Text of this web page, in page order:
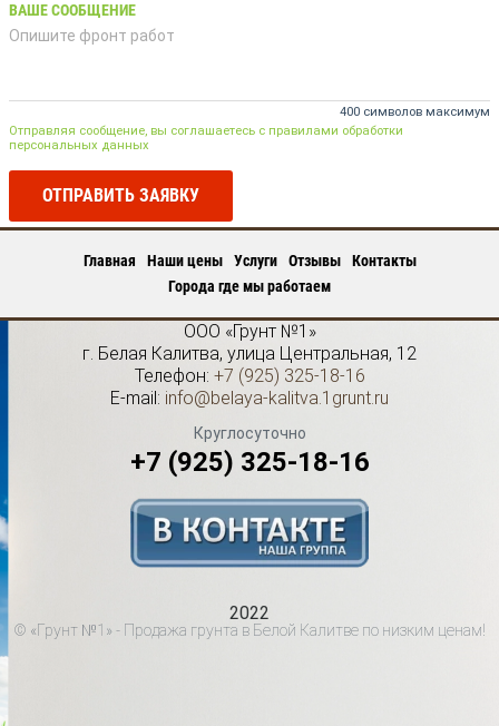
ВАШЕ СООБЩЕНИЕ
400 символов максимум
Отправляя сообщение, вы соглашаетесь с правилами обработки
персональных данных
ОТПРАВИТЬ ЗАЯВКУ
Главная Наши цены Услуги Отзывы
Контакты
Города где мы работаем
ООО «Грунт №1»
г. Белая Калитва, улица Центральная, 12
Телефон: +7 (925) 325-18-16
E-mail: info@belaya-kalitva.1grunt.ru
Круглосуточно
+7 (925) 325-18-16
2022
© «Грунт №1» - Продажа грунта в Белой Калитве по низким ценам!